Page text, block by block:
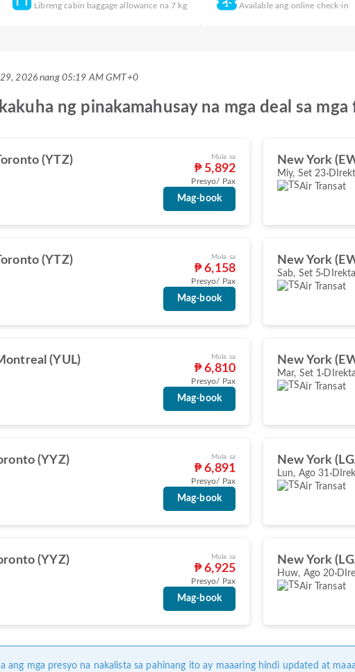
Libreng cabin baggage allowance na 7 kg Available ang online check-in
2026 nang 05:19 AM GMT+0
ng pinakamahusay na mga deal sa
(YTZ) Mula sa
₱ 5,892
Presyo/ Pax
Mag-book
New York
Miy, Set 23
Air Transat
(YTZ) Mula sa
₱ 6,158
Presyo/ Pax
Mag-book
New York
Sab, Set 5 DIrekta
Air Transat
(YUL) Mula sa
₱ 6,810
Presyo/ Pax
Mag-book
New York
Mar, Set 1 DIrekta
Air Transat
(YYZ) Mula sa
₱ 6,891
Presyo/ Pax
Mag-book
New York
Lun, Ago 31
Air Transat
(YYZ) Mula sa
₱ 6,925
Presyo/ Pax
Mag-book
New York
Huw, Ago 20
Air Transat
ang mga presyo na nakalista sa pahinang ito ay maaaring hindi updated at